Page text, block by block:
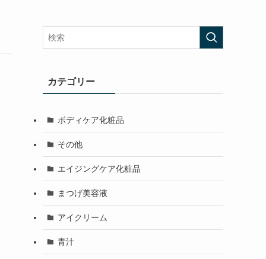
カテゴリー
ボディケア化粧品
その他
エイジングケア化粧品
まつげ美容液
アイクリーム
青汁